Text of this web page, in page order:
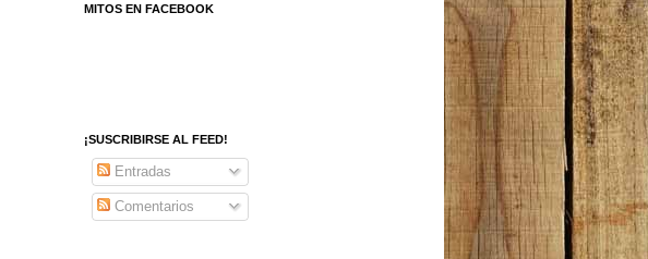
MITOS EN FACEBOOK
¡SUSCRIBIRSE AL FEED!
Entradas
Comentarios